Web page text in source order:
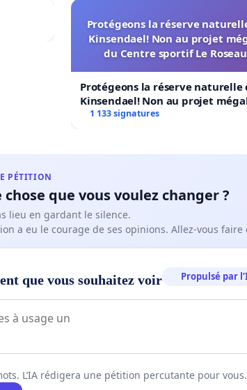
Protégeons la réserve
Kinsendael! Non au projet
du Centre sportif Le
Protégeons la réserve naturelle
Kinsendael! Non au projet
Centre sportif Le Roseau!
1 133 signatures
PÉTITION
que vous voulez changer ?
lieu en gardant le silence.
a eu le courage de ses opinions. Allez-vous faire
que vous souhaitez voir Propulsé par
L’IA rédigera une pétition percutante pour vous.